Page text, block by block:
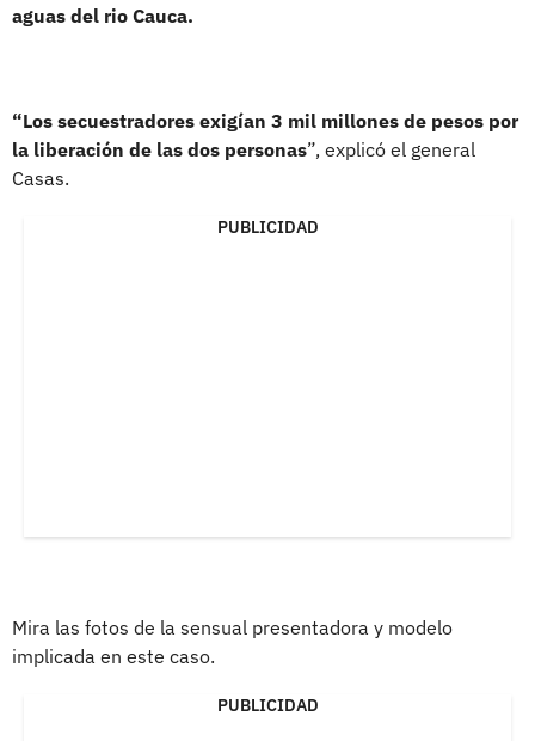
aguas del rio Cauca.
“Los secuestradores exigían 3 mil millones de pesos por
la liberación de las dos personas”, explicó el general
Casas.
PUBLICIDAD
Mira las fotos de la sensual presentadora y modelo
implicada en este caso.
PUBLICIDAD